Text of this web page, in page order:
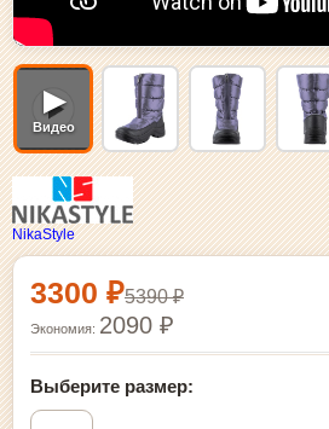
▶
Видео
NikaStyle
Выбор размера и
5390 ₽
3300 ₽
Экономия: 2090 ₽
Выберите размер: